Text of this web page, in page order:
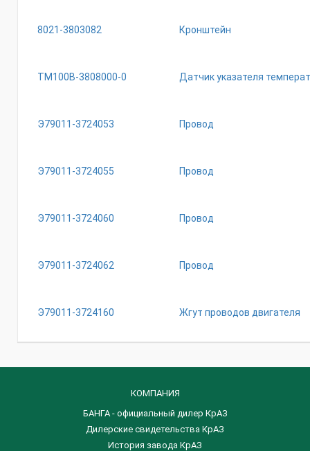
8021-3803082 Кронштейн
ТМ100В-3808000-0 Датчик указателя
Э79011-3724053 Провод
Э79011-3724055 Провод
Э79011-3724060 Провод
Э79011-3724062 Провод
Э79011-3724160 Жгут проводов двигателя
КОМПАНИЯ
БАНГА - официальный дилер КрАЗ
Дилерские свидетельства КрАЗ
История завода КрАЗ